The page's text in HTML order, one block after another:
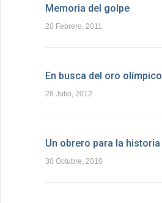
Memoria del golpe
20 Febrero, 2011
En busca del oro olímpico
28 Julio, 2012
Un obrero para la historia
30 Octubre, 2010